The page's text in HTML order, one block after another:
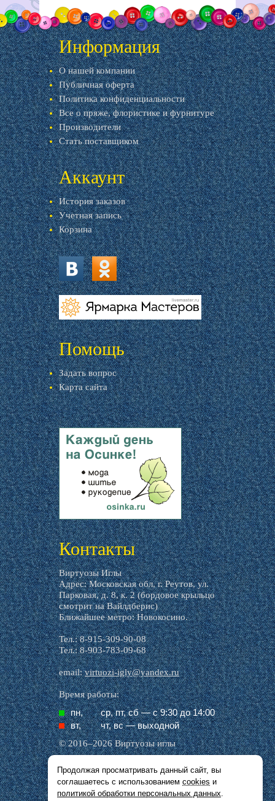
Информация
О нашей компании
Публичная оферта
Политика конфиденциальности
Все о пряже, флористике и фурнитуре
Производители
Стать поставщиком
Аккаунт
История заказов
Учетная запись
Корзина
vk.com ok.ru
livemaster.ru
Помощь
Задать вопрос
Карта сайта
livemaster.ru
Контакты
Виртуозы Иглы
Адрес: Московская обл, г. Реутов, ул.
Парковая, д. 8, к. 2 (бордовое крыльцо
смотрит на Вайлдберис)
Ближайшее метро: Новокосино.
Тел.: 8-915-309-90-08
Тел.: 8-903-783-09-68
email:virtuozi-igly@yandex.ru
Время работы:
пн,
ср, пт, cб — с 9:30 до 14:00
вт,
чт, вс — выходной
© 2016–2026 Виртуозы иглы
Все названия производителей, символика и
описания, присутствующие в наших картинках
и тексте, используются исключительно в целях
Продолжая просматривать данный сайт, вы
соглашаетесь с использованием cookies и
политикой обработки персональных данных.